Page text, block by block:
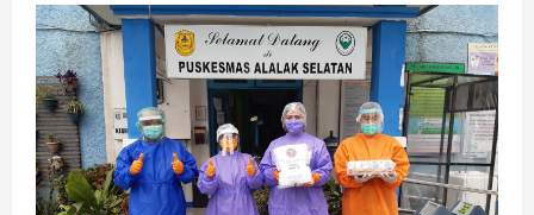
Polisi
Militer
TNI
AL
Bagi
Sembako
Dan
Masker
Akibat
Covid-
19